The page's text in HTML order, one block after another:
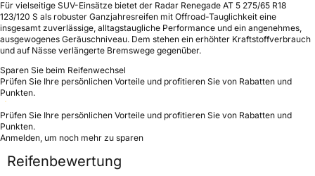
Für vielseitige SUV-Einsätze bietet der Radar Renegade AT 5 275/65 R18
123/120 S als robuster Ganzjahresreifen mit Offroad-Tauglichkeit eine
insgesamt zuverlässige, alltagstaugliche Performance und ein angenehmes,
ausgewogenes Geräuschniveau. Dem stehen ein erhöhter Kraftstoffverbrauch
und auf Nässe verlängerte Bremswege gegenüber.
Sparen Sie beim Reifenwechsel
Prüfen Sie Ihre persönlichen Vorteile und profitieren Sie von Rabatten und
Punkten.
Prüfen Sie Ihre persönlichen Vorteile und profitieren Sie von Rabatten und
Punkten.
Anmelden, um noch mehr zu sparen
Reifenbewertung